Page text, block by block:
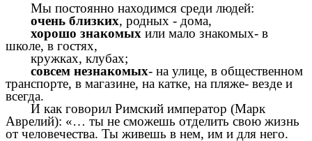
Мы постоянно находимся среди людей:
очень близких, родных - дома,
хорошо знакомых или мало знакомых- в
школе, в гостях,
кружках, клубах;
совсем незнакомых- на улице, в общественном
транспорте, в магазине, на катке, на пляже- везде и
всегда.
И как говорил Римский император (Марк
Аврелий): «… ты не сможешь отделить свою жизнь
от человечества. Ты живешь в нем, им и для него.